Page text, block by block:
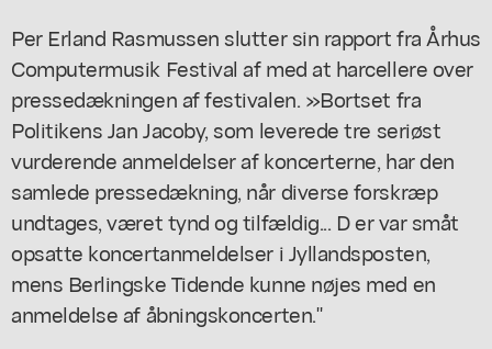
Per Erland Rasmussen slutter sin rapport fra Århus
Computermusik Festival af med at harcellere over
pressedækningen af festivalen. »Bortset fra
Politikens Jan Jacoby, som leverede tre seriøst
vurderende anmeldelser af koncerterne, har den
samlede pressedækning, når diverse forskræp
undtages, været tynd og tilfældig... D er var småt
opsatte koncertanmeldelser i Jyllandsposten,
mens Berlingske Tidende kunne nøjes med en
anmeldelse af åbningskoncerten."